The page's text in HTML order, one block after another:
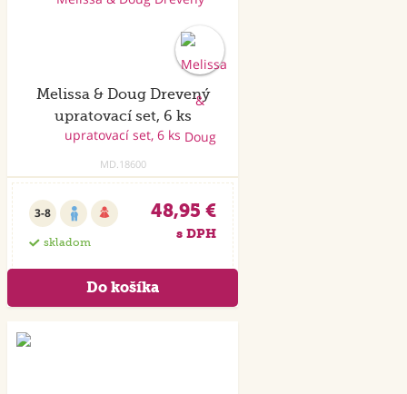
Melissa & Doug Drevený
upratovací set, 6 ks
MD.18600
3-8
skladom
48,95 €
s DPH